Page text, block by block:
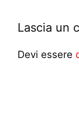
Lascia un
Devi essere